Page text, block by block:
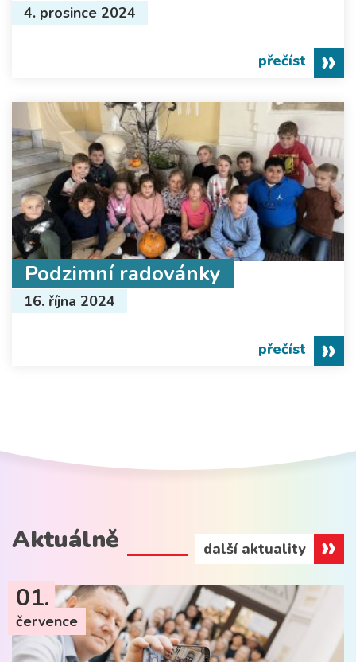
4. prosince 2024
přečíst
Podzimní radovánky
16. října 2024
přečíst
Aktuálně další aktuality
01.
července